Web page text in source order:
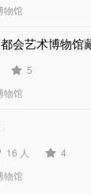
物馆
会艺术博物馆
5
物馆
16 人
4
物馆